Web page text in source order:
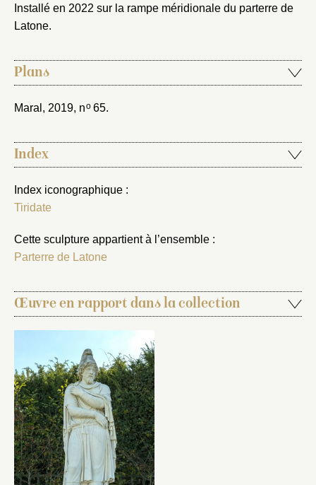
Installé en 2022 sur la rampe méridionale du parterre de
Latone.
Plans
Maral, 2019, no65.
Index
Index iconographique :
Tiridate
Cette sculpture appartient à l’ensemble :
Parterre de Latone
Œuvre en rapport dans la collection